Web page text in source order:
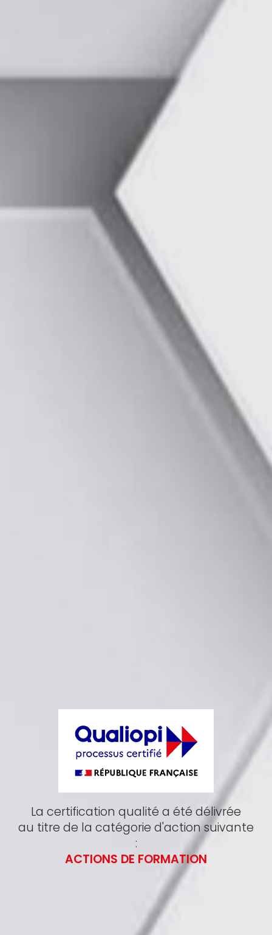
La certification qualité a été délivrée
au titre de la catégorie d'action suivante
:
ACTIONS DE FORMATION